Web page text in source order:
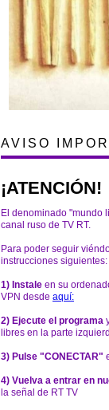
AVISO
¡ATENCIÓN!
El denominado "mundo
canal ruso de TV RT.
Para poder seguir
instrucciones siguientes:
1) Instale en su
VPN desde aquí:
2) Ejecute el programa
libres en la parte
3) Pulse "CONECTAR"
4) Vuelva a entrar en
la señal de RT TV